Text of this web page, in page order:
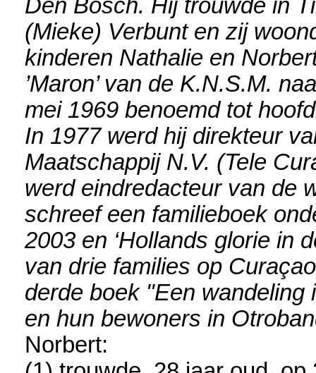
Den Bosch. Hij trouwde in
(Mieke) Verbunt en zij
kinderen Nathalie en
’Maron’ van de K.N.S.M.
mei 1969 benoemd tot
In 1977 werd hij direkteur
Maatschappij N.V. (Tele
werd eindredacteur van de
schreef een familieboek
2003 en ‘Hollands glorie in
van drie families op
derde boek "Een
en hun bewoners in
Norbert: